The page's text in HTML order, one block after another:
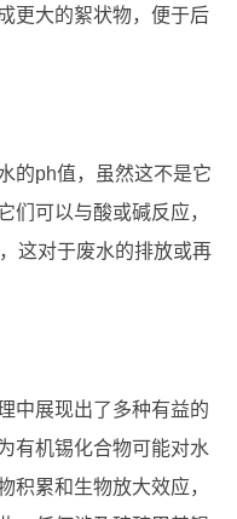
更大的絮状物，便于后
的ph值，虽然这不是它
们可以与酸或碱反应，
这对于废水的排放或再
中展现出了多种有益的
有机锡化合物可能对水
积累和生物放大效应，